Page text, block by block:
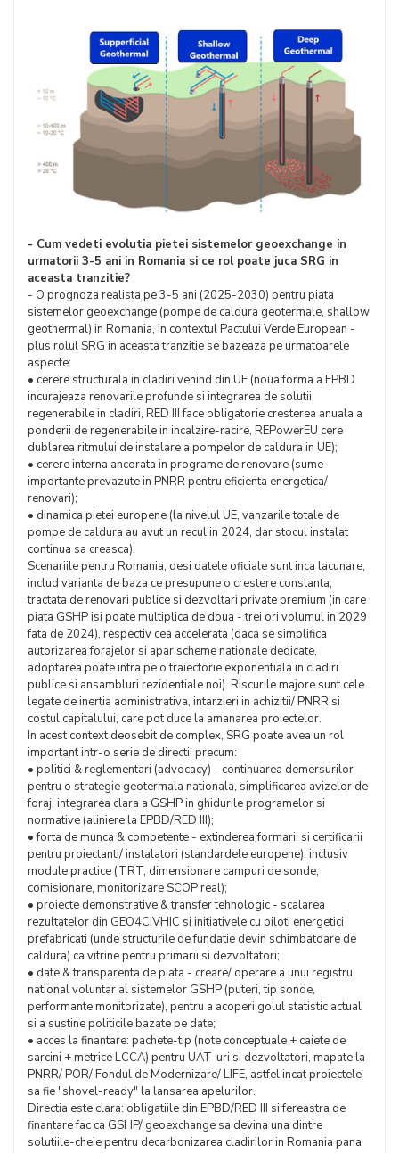
- Cum vedeti evolutia pietei sistemelor geoexchange in
urmatorii 3-5 ani in Romania si ce rol poate juca SRG in
aceasta tranzitie?
- O prognoza realista pe 3-5 ani (2025-2030) pentru piata
sistemelor geoexchange (pompe de caldura geotermale, shallow
geothermal) in Romania, in contextul Pactului Verde European -
plus rolul SRG in aceasta tranzitie se bazeaza pe urmatoarele
aspecte:
• cerere structurala in cladiri venind din UE (noua forma a EPBD
incurajeaza renovarile profunde si integrarea de solutii
regenerabile in cladiri, RED III face obligatorie cresterea anuala a
ponderii de regenerabile in incalzire-racire, REPowerEU cere
dublarea ritmului de instalare a pompelor de caldura in UE);
• cerere interna ancorata in programe de renovare (sume
importante prevazute in PNRR pentru eficienta energetica/
renovari);
• dinamica pietei europene (la nivelul UE, vanzarile totale de
pompe de caldura au avut un recul in 2024, dar stocul instalat
continua sa creasca).
Scenariile pentru Romania, desi datele oficiale sunt inca lacunare,
includ varianta de baza ce presupune o crestere constanta,
tractata de renovari publice si dezvoltari private premium (in care
piata GSHP isi poate multiplica de doua - trei ori volumul in 2029
fata de 2024), respectiv cea accelerata (daca se simplifica
autorizarea forajelor si apar scheme nationale dedicate,
adoptarea poate intra pe o traiectorie exponentiala in cladiri
publice si ansambluri rezidentiale noi). Riscurile majore sunt cele
legate de inertia administrativa, intarzieri in achizitii/ PNRR si
costul capitalului, care pot duce la amanarea proiectelor.
In acest context deosebit de complex, SRG poate avea un rol
important intr-o serie de directii precum:
• politici & reglementari (advocacy) - continuarea demersurilor
pentru o strategie geotermala nationala, simplificarea avizelor de
foraj, integrarea clara a GSHP in ghidurile programelor si
normative (aliniere la EPBD/RED III);
• forta de munca & competente - extinderea formarii si certificarii
pentru proiectanti/ instalatori (standardele europene), inclusiv
module practice (TRT, dimensionare campuri de sonde,
comisionare, monitorizare SCOP real);
• proiecte demonstrative & transfer tehnologic - scalarea
rezultatelor din GEO4CIVHIC si initiativele cu piloti energetici
prefabricati (unde structurile de fundatie devin schimbatoare de
caldura) ca vitrine pentru primarii si dezvoltatori;
• date & transparenta de piata - creare/ operare a unui registru
national voluntar al sistemelor GSHP (puteri, tip sonde,
performante monitorizate), pentru a acoperi golul statistic actual
si a sustine politicile bazate pe date;
• acces la finantare: pachete-tip (note conceptuale + caiete de
sarcini + metrice LCCA) pentru UAT-uri si dezvoltatori, mapate la
PNRR/ POR/ Fondul de Modernizare/ LIFE, astfel incat proiectele
sa fie "shovel-ready" la lansarea apelurilor.
Directia este clara: obligatiile din EPBD/RED III si fereastra de
finantare fac ca GSHP/ geoexchange sa devina una dintre
solutiile-cheie pentru decarbonizarea cladirilor in Romania pana